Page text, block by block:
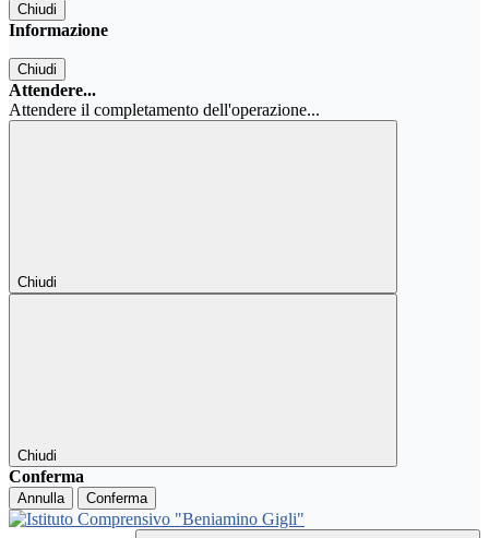
Chiudi
Informazione
Chiudi
Attendere...
Attendere il completamento dell'operazione...
Chiudi
Chiudi
Conferma
Annulla Conferma